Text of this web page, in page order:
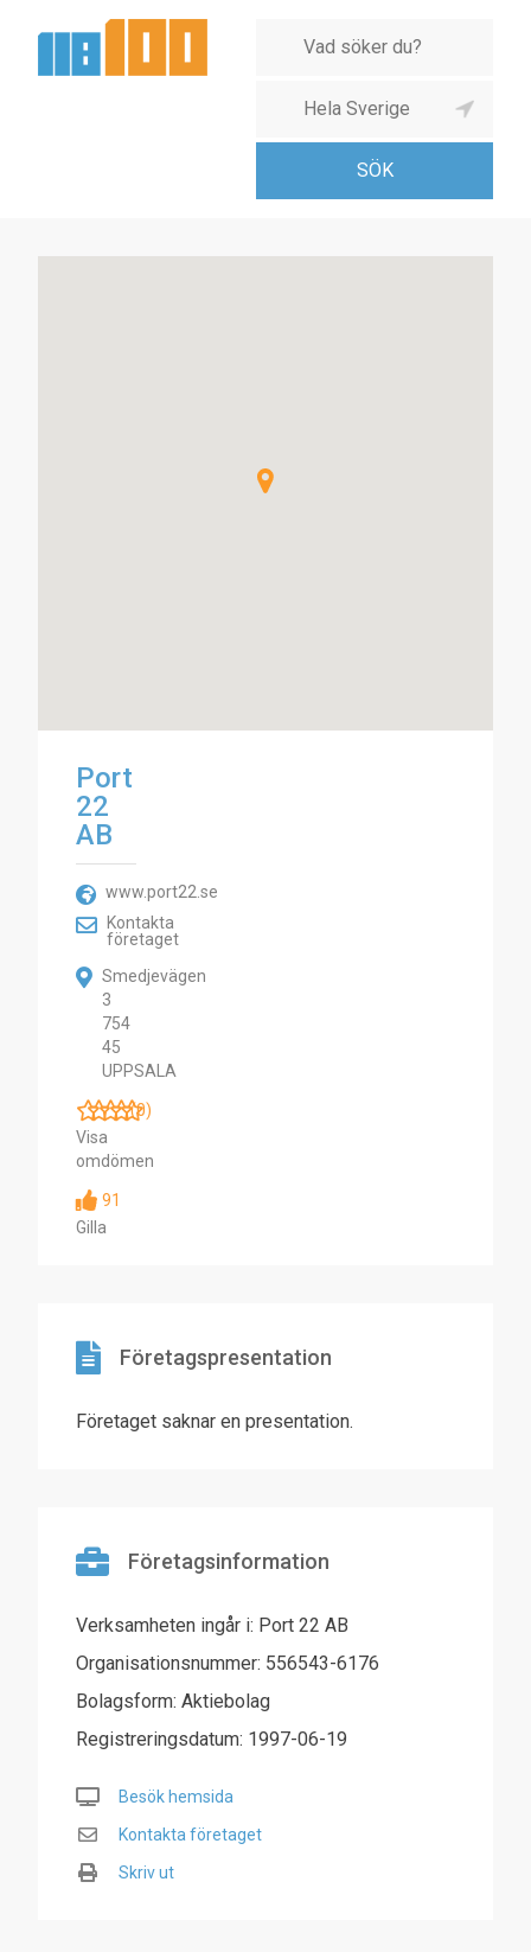
Port
22
AB
www.port22.se
Kontakta
företaget
Smedjevägen
3
754
45
UPPSALA
(0)
Visa
omdömen
91
Gilla
Företagspresentation
Företaget saknar en presentation.
Företagsinformation
Verksamheten ingår i: Port 22 AB
Organisationsnummer: 556543-6176
Bolagsform: Aktiebolag
Registreringsdatum: 1997-06-19
Besök hemsida
Kontakta företaget
Skriv ut